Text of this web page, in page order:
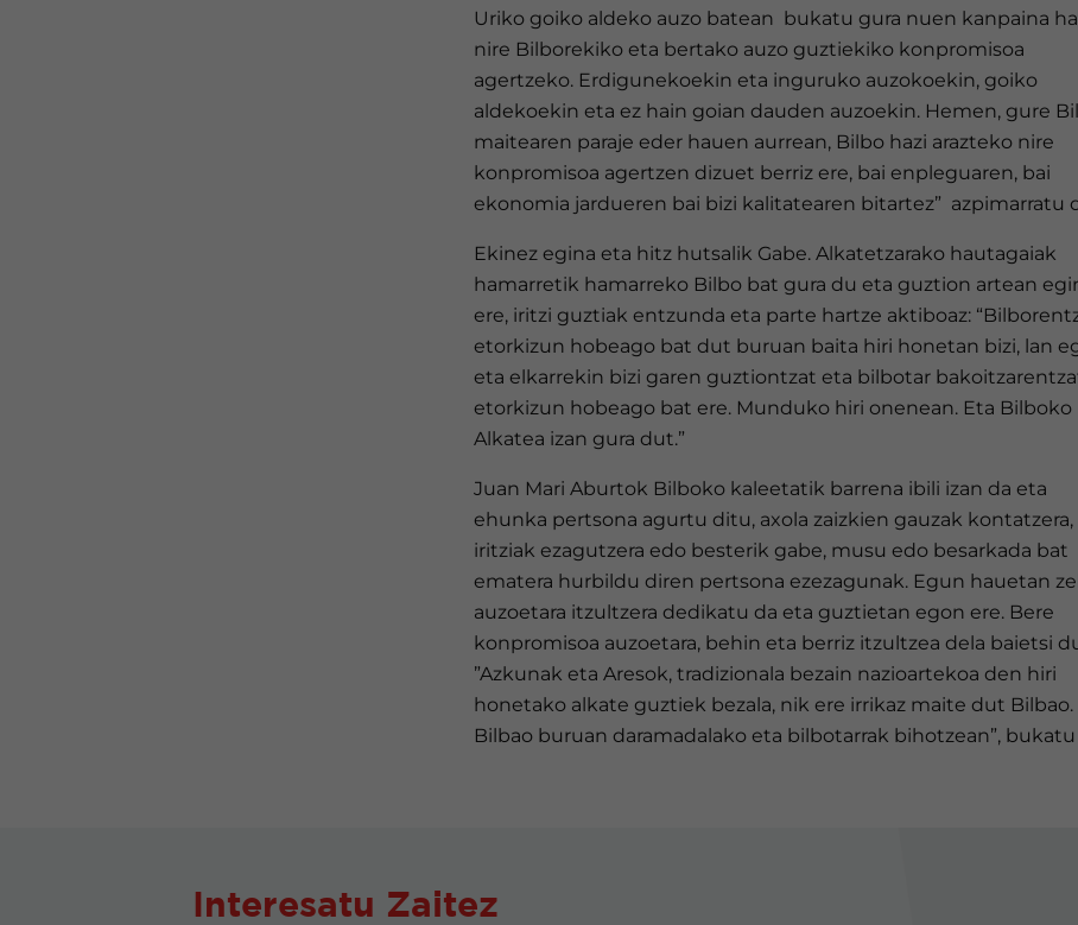
Uriko goiko aldeko auzo batean bukatu gura nuen kanpaina
nire Bilborekiko eta bertako auzo guztiekiko konpromisoa
agertzeko. Erdigunekoekin eta inguruko auzokoekin, goiko
aldekoekin eta ez hain goian dauden auzoekin. Hemen, gure
maitearen paraje eder hauen aurrean, Bilbo hazi arazteko nire
konpromisoa agertzen dizuet berriz ere, bai enpleguaren, bai
ekonomia jardueren bai bizi kalitatearen bitartez” azpimarratu
Ekinez egina eta hitz hutsalik Gabe. Alkatetzarako hautagaiak
hamarretik hamarreko Bilbo bat gura du eta guztion artean
ere, iritzi guztiak entzunda eta parte hartze aktiboaz:
etorkizun hobeago bat dut buruan baita hiri honetan bizi, lan
eta elkarrekin bizi garen guztiontzat eta bilbotar
etorkizun hobeago bat ere. Munduko hiri onenean. Eta Bilboko
Alkatea izan gura dut.”
Juan Mari Aburtok Bilboko kaleetatik barrena ibili izan da eta
ehunka pertsona agurtu ditu, axola zaizkien gauzak kontatzera,
iritziak ezagutzera edo besterik gabe, musu edo besarkada bat
ematera hurbildu diren pertsona ezezagunak. Egun hauetan
auzoetara itzultzera dedikatu da eta guztietan egon ere. Bere
konpromisoa auzoetara, behin eta berriz itzultzea dela baietsi
”Azkunak eta Aresok, tradizionala bezain nazioartekoa den hiri
honetako alkate guztiek bezala, nik ere irrikaz maite dut Bilbao.
Bilbao buruan daramadalako eta bilbotarrak bihotzean”,
Interesatu Zaitez